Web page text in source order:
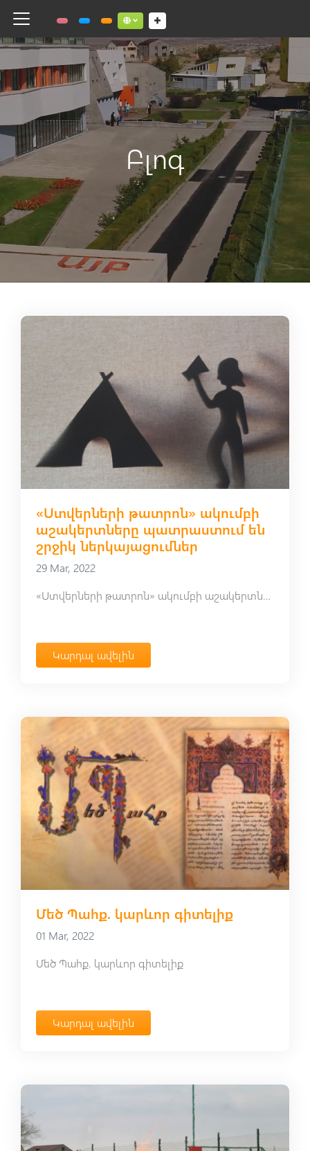
Toggle navigation Social links dropdown button
Բլոգ
«Ստվերների թատրոն» ակումբի
աշակերտները պատրաստում են
շրջիկ ներկայացումներ
29 Mar, 2022
«Ստվերների թատրոն» ակումբի աշակերտները պատրաստում են շրջիկ ներկայացումներ
Կարդալ ավելին
Մեծ Պահք. կարևոր գիտելիք
01 Mar, 2022
Մեծ Պահք. կարևոր գիտելիք
Կարդալ ավելին